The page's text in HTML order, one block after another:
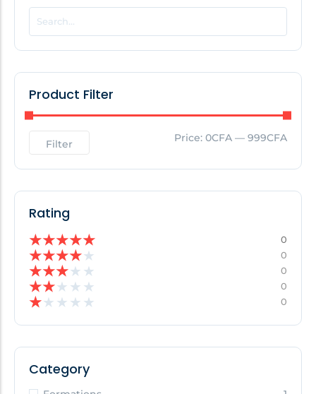
POPULAR THIS WEEK
No Posts Found!
No Posts Found!
Product Filter
Filter Price: 0CFA — 999CFA
Rating
★★★★★ 0
★★★★★ 0
★★★★ ★ 0
★★★ ★ ★ 0
★★ ★ ★ ★ 0
Category